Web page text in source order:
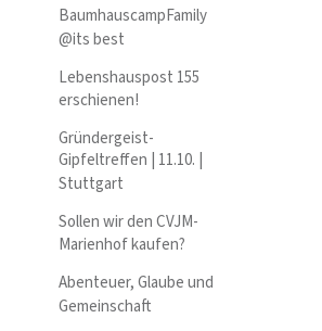
BaumhauscampFamily
@its best
Lebenshauspost 155
erschienen!
Gründergeist-
Gipfeltreffen | 11.10. |
Stuttgart
Sollen wir den CVJM-
Marienhof kaufen?
Abenteuer, Glaube und
Gemeinschaft